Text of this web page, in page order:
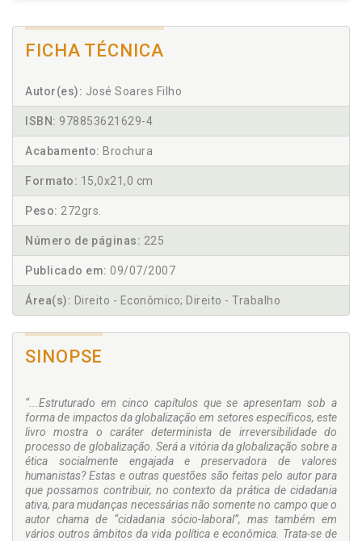
FICHA TÉCNICA
Autor(es): José Soares Filho
ISBN: 978853621629-4
Acabamento: Brochura
Formato: 15,0x21,0 cm
Peso: 272grs.
Número de páginas: 225
Publicado em: 09/07/2007
Área(s): Direito - Econômico; Direito - Trabalho
SINOPSE
“...Estruturado em cinco capítulos que se apresentam sob a
forma de impactos da globalização em setores específicos, este
livro mostra o caráter determinista de irreversibilidade do
processo de globalização. Será a vitória da globalização sobre a
ética socialmente engajada e preservadora de valores
humanistas? Estas e outras questões são feitas pelo autor para
que possamos contribuir, no contexto da prática de cidadania
ativa, para mudanças necessárias não somente no campo que o
autor chama de “cidadania sócio-laboral”, mas também em
vários outros âmbitos da vida política e econômica. Trata-se de